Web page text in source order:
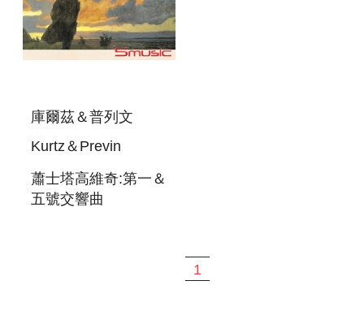
庫爾茲＆普列文
Kurtz＆Previn
蕭士塔高維奇:第一＆
五號交響曲
1